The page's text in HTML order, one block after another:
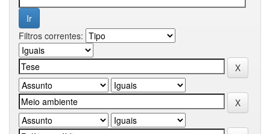
Filtros correntes: